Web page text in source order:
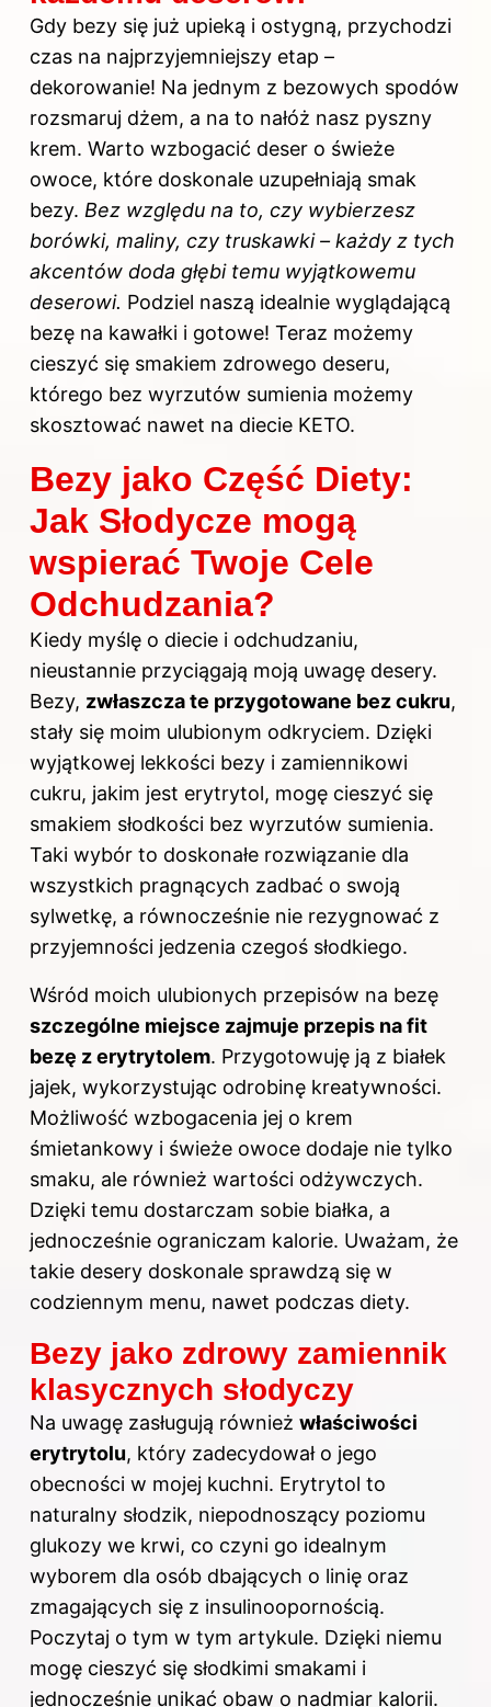
Gdy bezy się już upieką i ostygną, przychodzi
czas na najprzyjemniejszy etap –
dekorowanie! Na jednym z bezowych spodów
rozsmaruj dżem, a na to nałóż nasz pyszny
krem. Warto wzbogacić deser o świeże
owoce, które doskonale uzupełniają smak
bezy. Bez względu na to, czy wybierzesz
borówki, maliny, czy truskawki – każdy z tych
akcentów doda głębi temu wyjątkowemu
deserowi. Podziel naszą idealnie wyglądającą
bezę na kawałki i gotowe! Teraz możemy
cieszyć się smakiem zdrowego deseru,
którego bez wyrzutów sumienia możemy
skosztować nawet na diecie KETO.
Bezy jako Część Diety:
Jak Słodycze mogą
wspierać Twoje Cele
Odchudzania?
Kiedy myślę o diecie i odchudzaniu,
nieustannie przyciągają moją uwagę desery.
Bezy, zwłaszcza te przygotowane bez cukru,
stały się moim ulubionym odkryciem. Dzięki
wyjątkowej lekkości bezy i zamiennikowi
cukru, jakim jest erytrytol, mogę cieszyć się
smakiem słodkości bez wyrzutów sumienia.
Taki wybór to doskonałe rozwiązanie dla
wszystkich pragnących zadbać o swoją
sylwetkę, a równocześnie nie rezygnować z
przyjemności jedzenia czegoś słodkiego.
Wśród moich ulubionych przepisów na bezę
szczególne miejsce zajmuje przepis na fit
bezę z erytrytolem. Przygotowuję ją z białek
jajek, wykorzystując odrobinę kreatywności.
Możliwość wzbogacenia jej o krem
śmietankowy i świeże owoce dodaje nie tylko
smaku, ale również wartości odżywczych.
Dzięki temu dostarczam sobie białka, a
jednocześnie ograniczam kalorie. Uważam, że
takie desery doskonale sprawdzą się w
codziennym menu, nawet podczas diety.
Bezy jako zdrowy zamiennik
klasycznych słodyczy
Na uwagę zasługują również właściwości
erytrytolu, który zadecydował o jego
obecności w mojej kuchni. Erytrytol to
naturalny słodzik, niepodnoszący poziomu
glukozy we krwi, co czyni go idealnym
wyborem dla osób dbających o linię oraz
zmagających się z insulinoopornością.
Poczytaj o tym w tym artykule. Dzięki niemu
mogę cieszyć się słodkimi smakami i
jednocześnie unikać obaw o nadmiar kalorii.